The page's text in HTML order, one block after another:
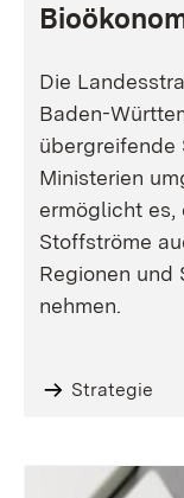
Die
Baden-
übergreifende
Ministerien
ermöglicht es,
Stoffströme
Regionen und
nehmen.
Strategie